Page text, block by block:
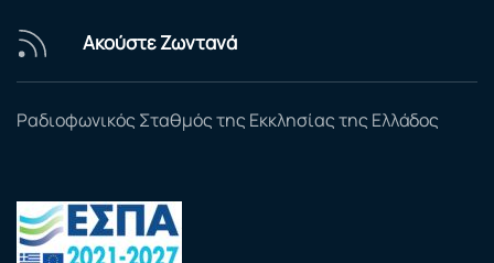
Ακούστε Ζωντανά
Ραδιοφωνικός Σταθμός της Εκκλησίας της Ελλάδος